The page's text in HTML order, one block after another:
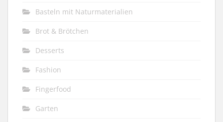
Basteln mit Naturmaterialien
Brot & Brötchen
Desserts
Fashion
Fingerfood
Garten